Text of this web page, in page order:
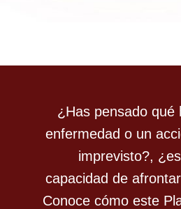
¿Has pensado qué
enfermedad o un
imprevisto?,
capacidad de
Conoce cómo este